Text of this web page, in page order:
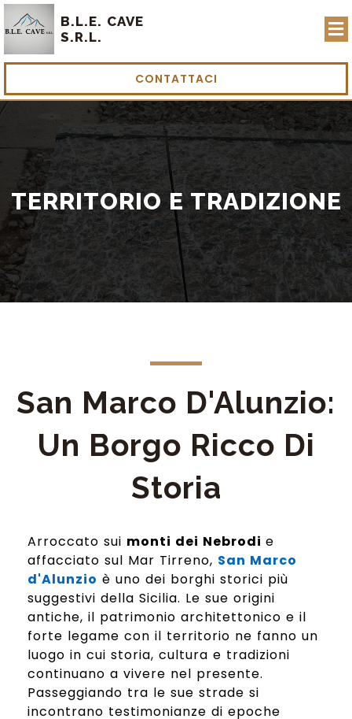
B.L.E. CAVE
S.R.L.
CONTATTACI
TERRITORIO E TRADIZIONE
San Marco D'Alunzio:
Un Borgo Ricco Di
Storia
Arroccato sui monti dei Nebrodi e
affacciato sul Mar Tirreno, San Marco
d'Alunzio è uno dei borghi storici più
suggestivi della Sicilia. Le sue origini
antiche, il patrimonio architettonico e il
forte legame con il territorio ne fanno un
luogo in cui storia, cultura e tradizioni
continuano a vivere nel presente.
Passeggiando tra le sue strade si
incontrano testimonianze di epoche